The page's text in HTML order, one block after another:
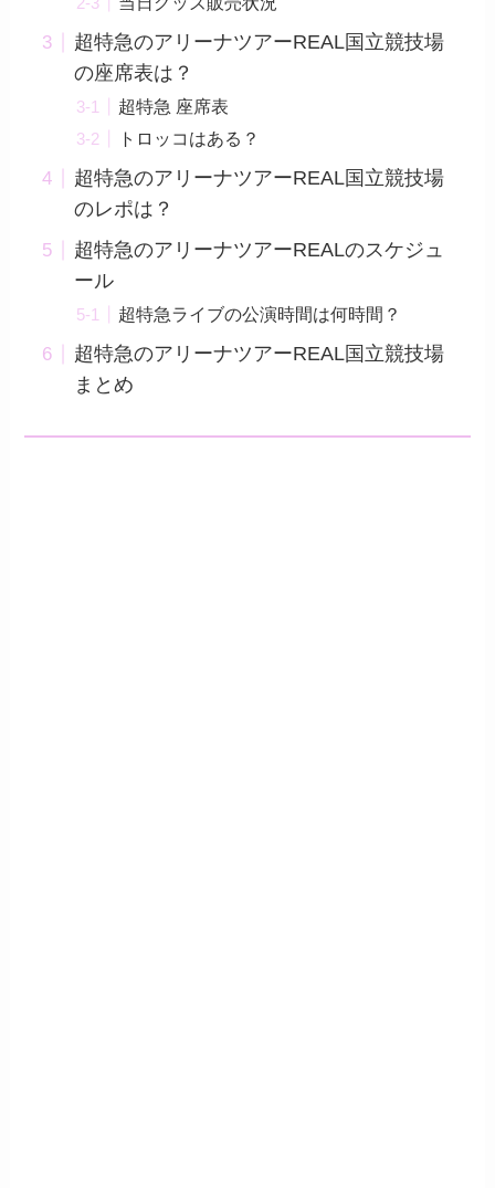
超特急のアリーナツアーREAL国立競技場
の座席表は？
超特急 座席表
トロッコはある？
超特急のアリーナツアーREAL国立競技場
のレポは？
超特急のアリーナツアーREALのスケジュ
ール
超特急ライブの公演時間は何時間？
超特急のアリーナツアーREAL国立競技場
まとめ